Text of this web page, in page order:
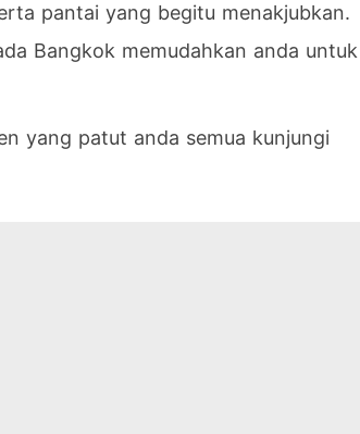
pantai yang begitu menakjubkan.
Bangkok memudahkan anda untuk
yang patut anda semua kunjungi